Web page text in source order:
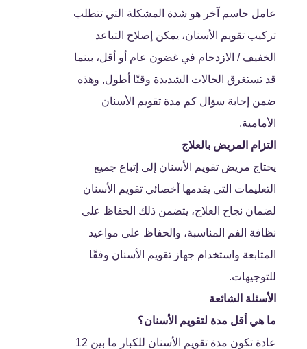
عامل حاسم آخر هو شدة المشكلة التي تتطلب
تركيب تقويم الأسنان، يمكن إصلاح التباعد
الخفيف / الازدحام في غضون عام أو أقل، بينما
قد تستغرق الحالات الشديدة وقتًا أطول, وهذه
ضمن إجابة سؤال كم مدة تقويم الأسنان
الأمامية.
التزام المريض بالعلاج
يحتاج مريض تقويم الأسنان إلى إتباع جميع
التعليمات التي يقدمها أخصائي تقويم الأسنان
لضمان نجاح العلاج، يتضمن ذلك الحفاظ على
نظافة الفم المناسبة، والحفاظ على مواعيد
المتابعة واستخدام جهاز تقويم الأسنان وفقًا
للتوجيهات.
الأسئلة الشائعة
ما هي أقل مدة لتقويم الأسنان؟
عادة تكون مدة تقويم الأسنان للكبار ما بين 12